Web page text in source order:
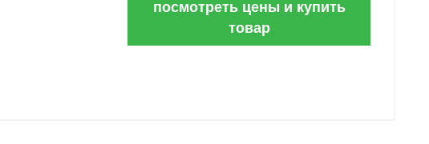
посмотреть цены и купить
товар